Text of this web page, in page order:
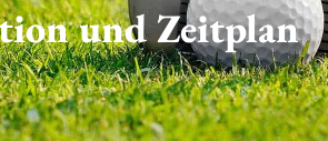
und Zeitplan